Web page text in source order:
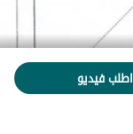
اطلب فيديو